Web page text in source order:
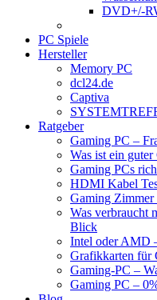
DVD+/-
PC Spiele
Hersteller
Memory PC
dcl24.de
Captiva
Ratgeber
Gaming PC –
Was ist ein
Gaming PCs
HDMI Kabel
Gaming Zimmer
Was verbraucht
Blick
Intel oder AMD
Grafikkarten für
Gaming-PC –
Gaming PC –